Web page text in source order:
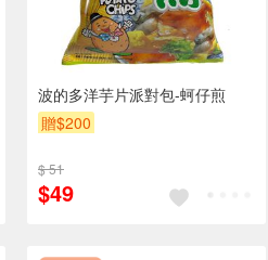
波的多洋芋片派對包-蚵仔煎
贈$200
$ 51
$49